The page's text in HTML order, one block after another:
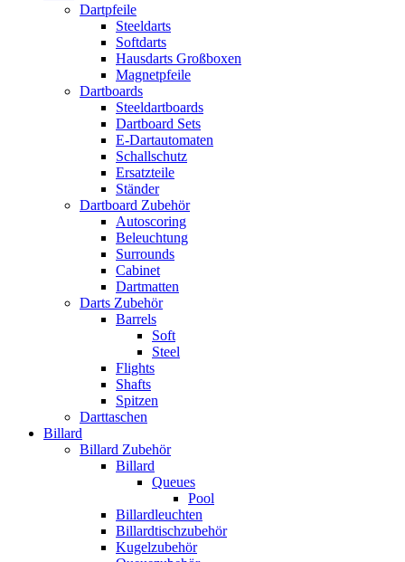
Dartpfeile
Steeldarts
Softdarts
Hausdarts Großboxen
Magnetpfeile
Dartboards
Steeldartboards
Dartboard Sets
E-Dartautomaten
Schallschutz
Ersatzteile
Ständer
Dartboard Zubehör
Autoscoring
Beleuchtung
Surrounds
Cabinet
Dartmatten
Darts Zubehör
Barrels
Soft
Steel
Flights
Shafts
Spitzen
Darttaschen
Billard
Billard Zubehör
Billard
Queues
Pool
Billardleuchten
Billardtischzubehör
Kugelzubehör